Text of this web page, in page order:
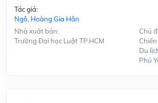
Tác giả:
Ngô, Hoàng Gia Hân
Nhà xuất bản:
Trường Đại học Luật TP.HCM
Chủ
Du
Phú